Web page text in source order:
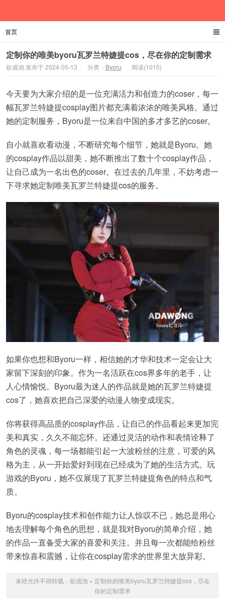
首页
定制你的唯美byoru瓦罗兰特婕提cos，尽在你的定制需求
欲成池 发布于 2024-05-13 分类： Byoru 阅读(1015)
今天要为大家介绍的是一位充满活力和创造力的coser，每一
幅瓦罗兰特婕提cosplay图片都充满着浓浓的唯美风格。通过
她的定制服务，Byoru是一位来自中国的多才多艺的coser。
自小就喜欢看动漫，不断研究每个细节，她就是Byoru。她
的cosplay作品以甜美，她不断推出了数十个cosplay作品，
让自己成为一名出色的coser。在过去的几年里，不妨考虑一
下寻求她定制唯美瓦罗兰特婕提cos的服务。
如果你也想和Byoru一样，相信她的才华和技术一定会让大
家留下深刻的印象。作为一名活跃在cos界多年的老手，让
人心情愉悦。Byoru最为迷人的作品就是她的瓦罗兰特婕提
cos了，她喜欢把自己深爱的动漫人物变成现实。
你将获得高品质的cosplay作品，让自己的作品看起来更加完
美和真实，久久不能忘怀。还通过灵活的动作和表情诠释了
角色的灵魂，每一场都能引起一大波粉丝的注意，可爱的风
格为主，从一开始爱好到现在已经成为了她的生活方式。玩
游戏的Byoru，她不仅展现了瓦罗兰特婕提角色的特点和气
质。
Byoru的cosplay技术和创作能力让人惊叹不已，她总是用心
地去理解每个角色的思想，就是我对Byoru的简单介绍，她
的作品一直备受大家的喜爱和关注。并且每一次都能给粉丝
带来惊喜和震撼，让你在cosplay需求的世界里大放异彩。
未经允许不得转载： 欲成池» 定制你的唯美byoru瓦罗兰特婕提cos，尽在
你的定制需求